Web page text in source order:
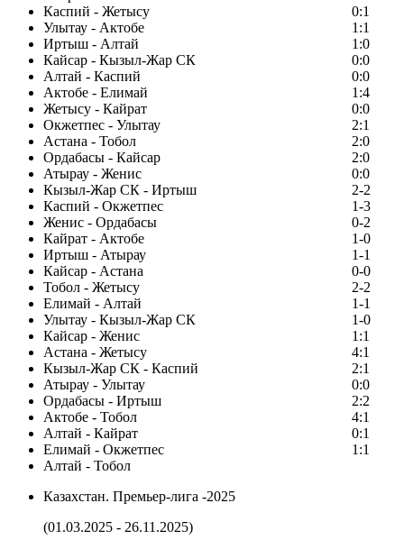
Каспий - Жетысу
0:1
Улытау - Актобе
1:1
Иртыш - Алтай
1:0
Кайсар - Кызыл-Жар СК
0:0
Алтай - Каспий
0:0
Актобе - Елимай
1:4
Жетысу - Кайрат
0:0
Окжетпес - Улытау
2:1
Астана - Тобол
2:0
Ордабасы - Кайсар
2:0
Атырау - Женис
0:0
Кызыл-Жар СК - Иртыш
2-2
Каспий - Окжетпес
1-3
Женис - Ордабасы
0-2
Кайрат - Актобе
1-0
Иртыш - Атырау
1-1
Кайсар - Астана
0-0
Тобол - Жетысу
2-2
Елимай - Алтай
1-1
Улытау - Кызыл-Жар СК
1-0
Кайсар - Женис
1:1
Астана - Жетысу
4:1
Кызыл-Жар СК - Каспий
2:1
Атырау - Улытау
0:0
Ордабасы - Иртыш
2:2
Актобе - Тобол
4:1
Алтай - Кайрат
0:1
Елимай - Окжетпес
1:1
Алтай - Тобол
Казахстан. Премьер-лига -2025
(01.03.2025 - 26.11.2025)